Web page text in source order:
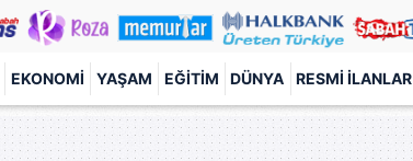
EKONOMI YAŞAM EĞITIM DÜNYA RESMI İLANLAR